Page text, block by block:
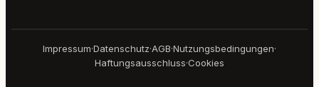
Impressum·Datenschutz·AGB·Nutzungsbedingungen·
Haftungsausschluss·Cookies